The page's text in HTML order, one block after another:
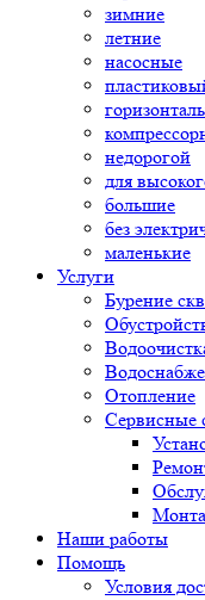
зимние
летние
насосные
недорогой
для
большие
без
маленькие
Услуги
Бурение
Отопление
Сервисные
Наши работы
Помощь
Условия